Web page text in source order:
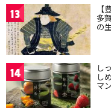
13 【
多
の
14 し
し
マ